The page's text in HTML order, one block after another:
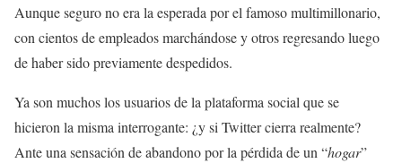
Aunque seguro no era la esperada por el famoso multimillonario,
con cientos de empleados marchándose y otros regresando luego
de haber sido previamente despedidos.
Ya son muchos los usuarios de la plataforma social que se
hicieron la misma interrogante: ¿y si Twitter cierra realmente?
Ante una sensación de abandono por la pérdida de un “hogar”